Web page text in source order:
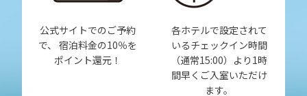
公式サイトでのご予約
で、 宿泊料金の10％を
ポイント還元！
各ホテルで設定されて
いるチェックイン時間
（通常15:00）より1時
間早くご入室いただけ
ます。